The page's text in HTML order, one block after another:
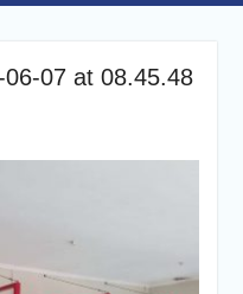
07 at 08.45.48